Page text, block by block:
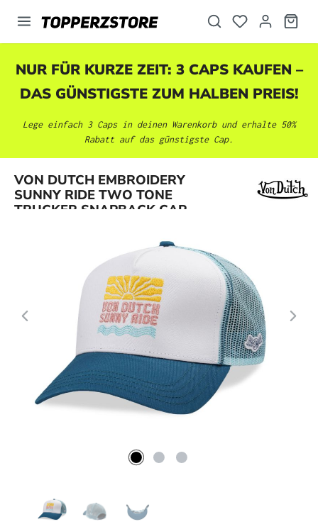
springen
NUR FÜR KURZE ZEIT: 3 CAPS KAUFEN –
DAS GÜNSTIGSTE ZUM HALBEN PREIS!
Lege einfach 3 Caps in deinen Warenkorb und erhalte 50%
Rabatt auf das günstigste Cap.
VON DUTCH EMBROIDERY
SUNNY RIDE TWO TONE
TRUCKER SNAPBACK CAP
Bildergalerie überspringen